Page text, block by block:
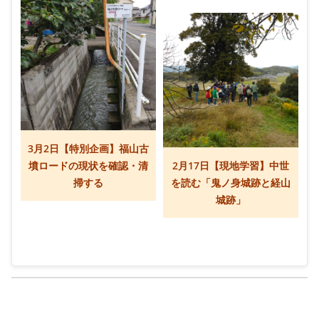
3月2日【特別企画】福山古
墳ロードの現状を確認・清
掃する
2月17日【現地学習】中世
を読む「鬼ノ身城跡と経山
城跡」